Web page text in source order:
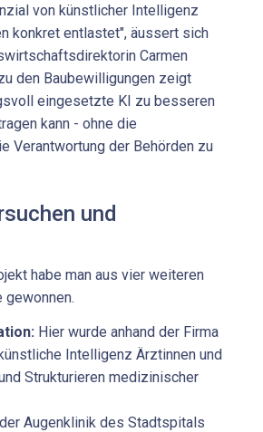
von künstlicher Intelligenz
konkret entlastet", äussert sich
Carmen
den Baubewilligungen zeigt
eingesetzte KI zu besseren
kann - ohne die
Verantwortung der Behörden zu
und
habe man aus vier weiteren
gewonnen.
Hier wurde anhand der Firma
Intelligenz Ärztinnen und
Strukturieren medizinischer
Augenklinik des Stadtspitals